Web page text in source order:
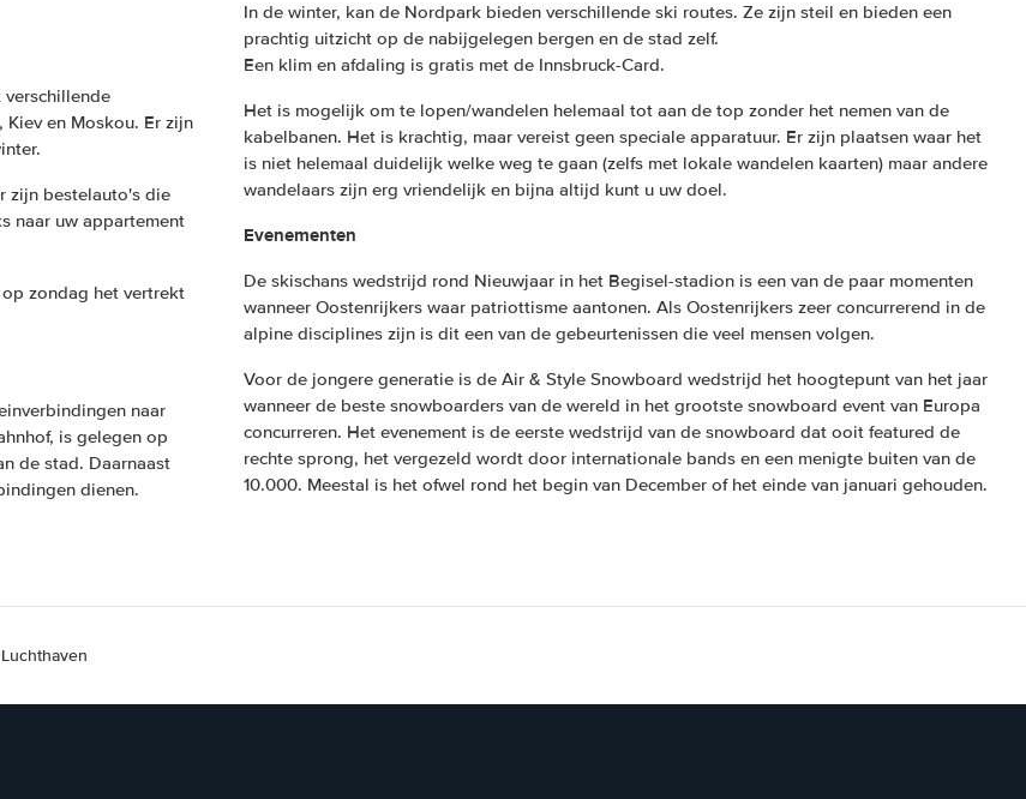
verschillende
en Moskou. Er zijn
zijn bestelauto's die
naar uw appartement
zondag het vertrekt
naar
is gelegen op
de stad. Daarnaast
dienen.
In de winter, kan de Nordpark bieden verschillende ski routes. Ze zijn steil en bieden een
prachtig uitzicht op de nabijgelegen bergen en de stad zelf.
Een klim en afdaling is gratis met de Innsbruck-Card.
Het is mogelijk om te lopen/wandelen helemaal tot aan de top zonder het nemen van de
kabelbanen. Het is krachtig, maar vereist geen speciale apparatuur. Er zijn plaatsen waar het
is niet helemaal duidelijk welke weg te gaan (zelfs met lokale wandelen kaarten) maar andere
wandelaars zijn erg vriendelijk en bijna altijd kunt u uw doel.
Evenementen
De skischans wedstrijd rond Nieuwjaar in het Begisel-stadion is een van de paar momenten
wanneer Oostenrijkers waar patriottisme aantonen. Als Oostenrijkers zeer concurrerend in de
alpine disciplines zijn is dit een van de gebeurtenissen die veel mensen volgen.
Voor de jongere generatie is de Air & Style Snowboard wedstrijd het hoogtepunt van het jaar
wanneer de beste snowboarders van de wereld in het grootste snowboard event van Europa
concurreren. Het evenement is de eerste wedstrijd van de snowboard dat ooit featured de
rechte sprong, het vergezeld wordt door internationale bands en een menigte buiten van de
10.000. Meestal is het ofwel rond het begin van December of het einde van januari gehouden.